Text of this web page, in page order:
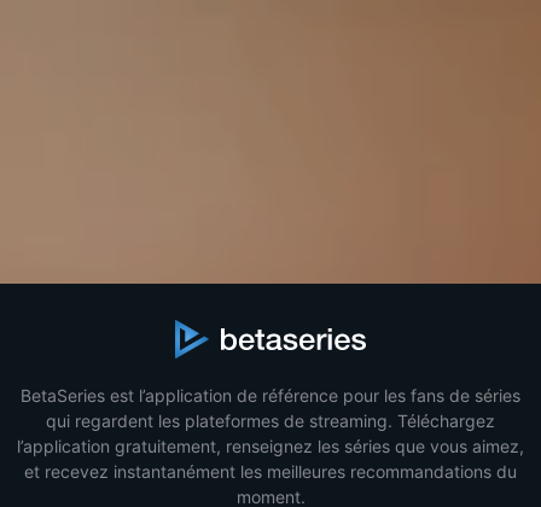
BetaSeries est l’application de référence pour les fans de séries
qui regardent les plateformes de streaming. Téléchargez
l’application gratuitement, renseignez les séries que vous aimez,
et recevez instantanément les meilleures recommandations du
moment.